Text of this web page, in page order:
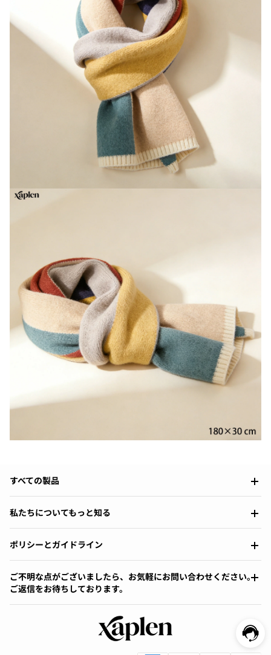
すべての製品
私たちについてもっと知る
ポリシーとガイドライン
ご不明な点がございましたら、お気軽にお問い合わせください。
ご返信をお待ちしております。